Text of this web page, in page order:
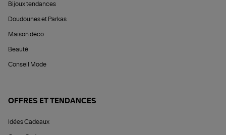
Bijoux tendances
Doudounes et Parkas
Maison déco
Beauté
Conseil Mode
OFFRES ET TENDANCES
Idées Cadeaux